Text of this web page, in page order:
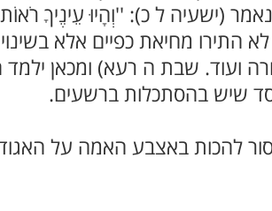
(ישעיה ל כ): ''וְהָיוּ עֵינֶיךָ
התירו מחיאת כפיים אלא בשינוי.
ועוד. שבת ה רעא) ומכאן
שיש בהסתכלות ברשעים.
להכות באצבע האמה על